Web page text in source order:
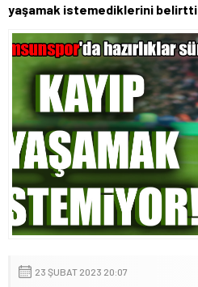
yaşamak istemediklerini belirtti
23 ŞUBAT 2023 20:07